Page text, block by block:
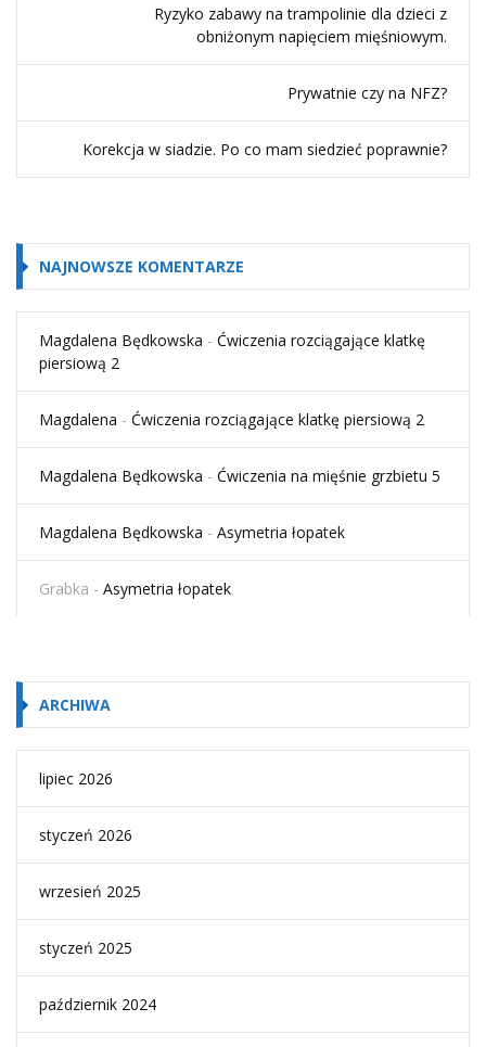
Ryzyko zabawy na trampolinie dla dzieci z
obniżonym napięciem mięśniowym.
Prywatnie czy na NFZ?
Korekcja w siadzie. Po co mam siedzieć poprawnie?
NAJNOWSZE KOMENTARZE
Magdalena Będkowska - Ćwiczenia rozciągające klatkę
piersiową 2
Magdalena - Ćwiczenia rozciągające klatkę piersiową 2
Magdalena Będkowska - Ćwiczenia na mięśnie grzbietu 5
Magdalena Będkowska - Asymetria łopatek
Grabka - Asymetria łopatek
ARCHIWA
lipiec 2026
styczeń 2026
wrzesień 2025
styczeń 2025
październik 2024